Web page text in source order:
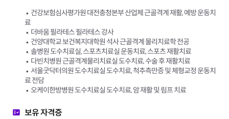
건강보험심사평가원 대전충청본부 산업체 근골격계 재활, 예방 운동치
료
더바움 필라테스 필라테스 강사
건양대학교 보건복지대학원 석사 근골격계 물리치료학 전공
솔병원 도수치료실, 스포츠치료실 운동치료, 스포츠 재활치료
다빈치병원 근골격계물리치료실 도수치료, 수술 후 재활치료
서울굿닥터의원 도수치료실 도수치료, 척추측만증 및 체형교정 운동치
료 전담
오케이한방병원 도수치료실 도수치료, 암 재활 및 림프 치료
보유 자격증